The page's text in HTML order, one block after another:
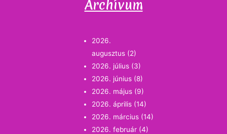
Archívum
2026.
augusztus (2)
2026. július (3)
2026. június (8)
2026. május (9)
2026. április (14)
2026. március (14)
2026. február (4)